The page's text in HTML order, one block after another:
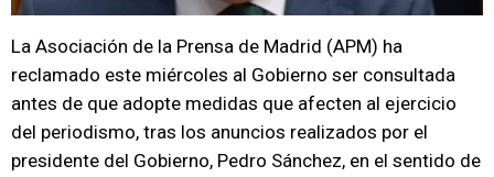
La Asociación de la Prensa de Madrid (APM) ha
reclamado este miércoles al Gobierno ser consultada
antes de que adopte medidas que afecten al ejercicio
del periodismo, tras los anuncios realizados por el
presidente del Gobierno, Pedro Sánchez, en el sentido de